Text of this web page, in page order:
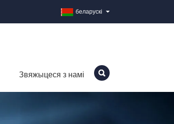
беларускі
Звяжыцеся з намі